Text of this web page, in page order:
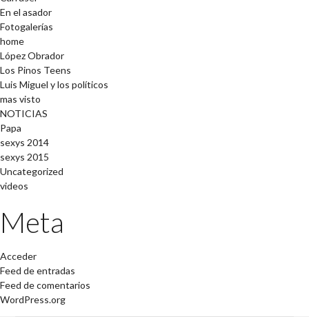
En el asador
Fotogalerías
home
López Obrador
Los Pinos Teens
Luis Miguel y los políticos
mas visto
NOTICIAS
Papa
sexys 2014
sexys 2015
Uncategorized
videos
Meta
Acceder
Feed de entradas
Feed de comentarios
WordPress.org